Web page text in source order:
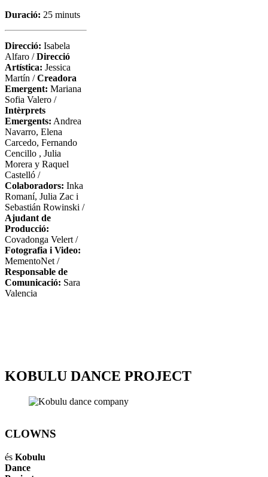
Duració: 25 minuts
Direcció: Isabela
Alfaro /Direcció
Artística: Jessica
Martín /Creadora
Emergent: Mariana
Sofia Valero /
Intèrprets
Emergents: Andrea
Navarro, Elena
Carcedo, Fernando
Cencillo , Julia
Morera y Raquel
Castelló /
Colaboradors: Inka
Romaní, Julia Zac i
Sebastián Rowinski /
Ajudant de
Producció:
Covadonga Velert /
Fotografia i Video:
MementoNet /
Responsable de
Comunicació: Sara
Valencia
KOBULU DANCE PROJECT
CLOWNS
és Kobulu
Dance